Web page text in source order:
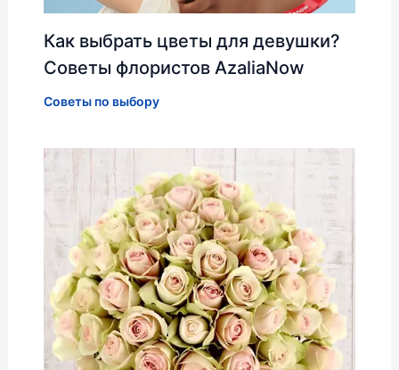
Как выбрать цветы для девушки?
Советы флористов AzaliaNow
Советы по выбору